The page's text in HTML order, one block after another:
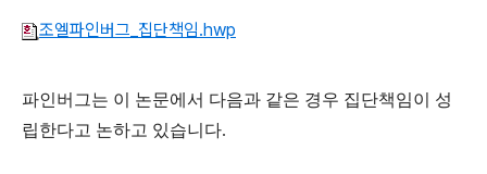
조엘파인버그_집단책임.hwp
파인버그는 이 논문에서 다음과 같은 경우 집단책임이 성
립한다고 논하고 있습니다.